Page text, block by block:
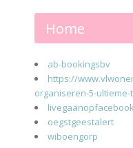
Home
ab-bookingsbv
https://
organiseren-5-
oegstgeestalert
wiboengorp